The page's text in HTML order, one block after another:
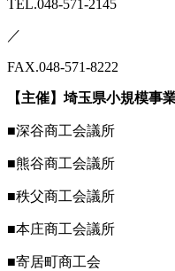
TEL.048-571-2145
／
FAX.048-571-8222
【主催】埼玉県小規模事
■深谷商工会議所
■熊谷商工会議所
■秩父商工会議所
■本庄商工会議所
■寄居町商工会